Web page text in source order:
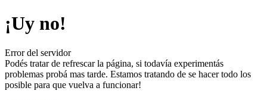
¡Uy no!
Error del servidor
Podés tratar de refrescar la página, si todavía experimentás
problemas probá mas tarde. Estamos tratando de se hacer todo los
posible para que vuelva a funcionar!